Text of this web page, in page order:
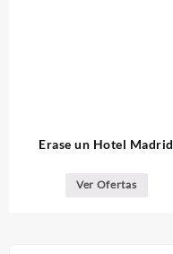
Erase un Hotel Madrid
Ver Ofertas